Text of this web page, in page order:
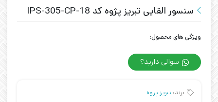
سنسور القایی تبریز پژوه کد IPS-305-CP-18
ویژگی های محصول:
سوالی دارید؟
برند: تبریز پزوه